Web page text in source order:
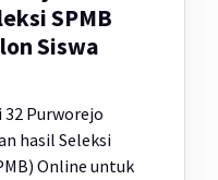
SPMB
Siswa
32 Purworejo
hasil Seleksi
Online untuk